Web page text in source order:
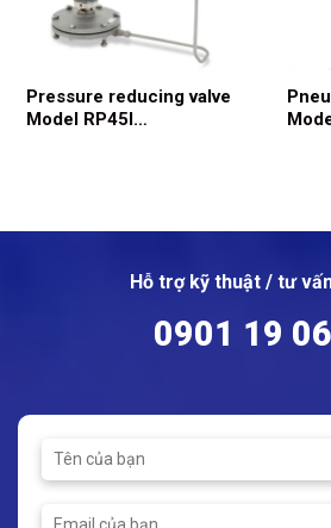
Pressure reducing valve
Model RP45I
Hỗ trợ kỹ thuật / tư
0901 19